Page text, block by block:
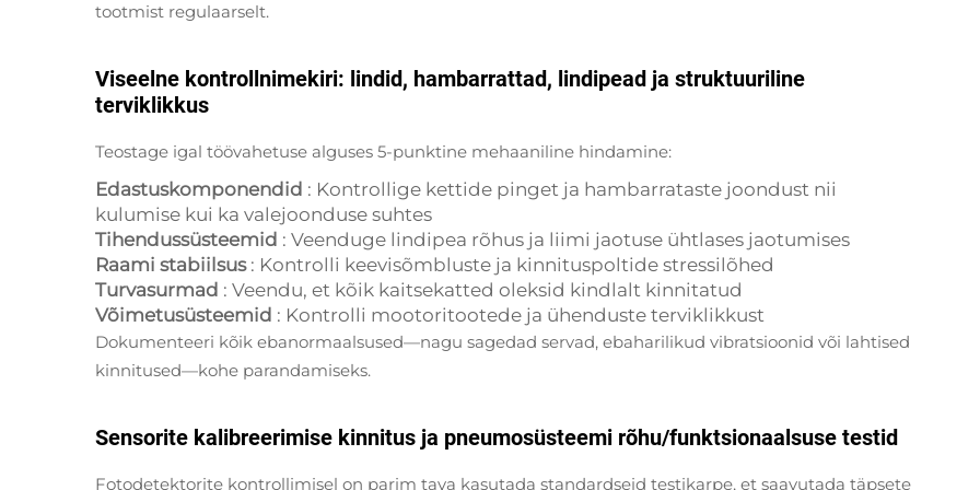
tootmist regulaarselt.
Viseelne kontrollnimekiri: lindid, hambarrattad, lindipead ja struktuuriline
terviklikkus
Teostage igal töövahetuse alguses 5-punktine mehaaniline hindamine:
Edastuskomponendid : Kontrollige kettide pinget ja hambarrataste joondust nii
kulumise kui ka valejoonduse suhtes
Tihendussüsteemid : Veenduge lindipea rõhus ja liimi jaotuse ühtlases jaotumises
Raami stabiilsus : Kontrolli keevisõmbluste ja kinnituspoltide stressilõhed
Turvasurmad : Veendu, et kõik kaitsekatted oleksid kindlalt kinnitatud
Võimetusüsteemid : Kontrolli mootoritootede ja ühenduste terviklikkust
Dokumenteeri kõik ebanormaalsused—nagu sagedad servad, ebaharilikud vibratsioonid või lahtised
kinnitused—kohe parandamiseks.
Sensorite kalibreerimise kinnitus ja pneumosüsteemi rõhu/funktsionaalsuse testid
Fotodetektorite kontrollimisel on parim tava kasutada standardseid testikarpe, et saavutada täpsete